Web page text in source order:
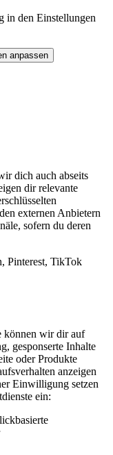
in den Einstellungen
anpassen
dich auch abseits
dir relevante
externen Anbietern
sofern du deren
Pinterest, TikTok
können wir dir auf
gesponserte Inhalte
oder Produkte
anzeigen
Einwilligung setzen
ein: